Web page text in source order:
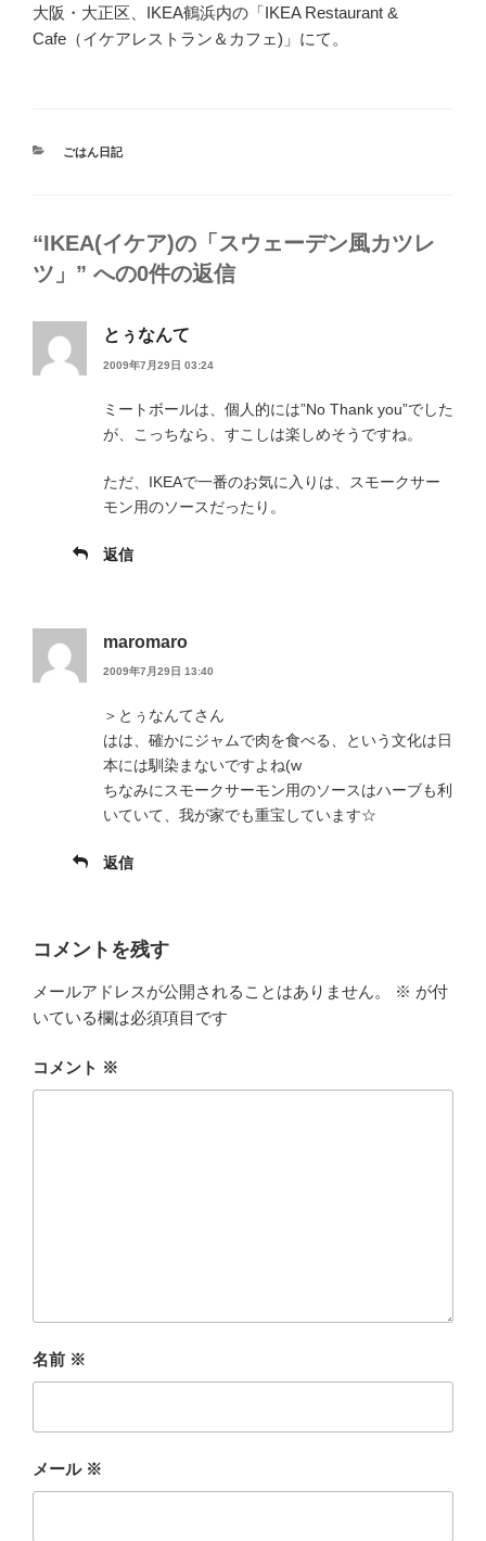
大阪・大正区、IKEA鶴浜内の「IKEA Restaurant &
Cafe（イケアレストラン＆カフェ)」にて。
カ
ごはん日記
“IKEA(イケア)の「スウェーデン風カツレ
ツ」” への0件の返信
とぅなんて
2009年7月29日 03:24
ミートボールは、個人的には”No Thank you”でした
が、こっちなら、すこしは楽しめそうですね。
ただ、IKEAで一番のお気に入りは、スモークサー
モン用のソースだったり。
返信
maromaro
2009年7月29日 13:40
＞とぅなんてさん
はは、確かにジャムで肉を食べる、という文化は日
本には馴染まないですよね(w
ちなみにスモークサーモン用のソースはハーブも利
いていて、我が家でも重宝しています☆
返信
コメントを残す
メールアドレスが公開されることはありません。 ※ が付
いている欄は必須項目です
コメント ※
名前 ※
メール ※